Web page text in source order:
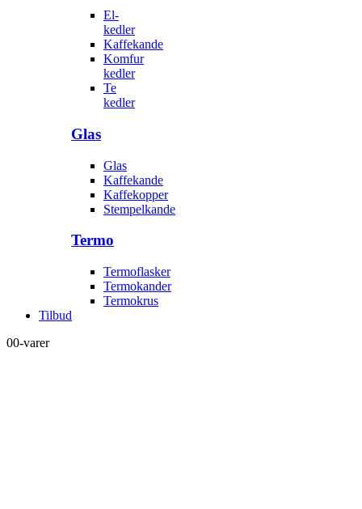
El-
kedler
Kaffekande
Komfur
kedler
Te
kedler
Glas
Glas
Kaffekande
Kaffekopper
Stempelkande
Termo
Termoflasker
Termokander
Termokrus
Tilbud
00-varer